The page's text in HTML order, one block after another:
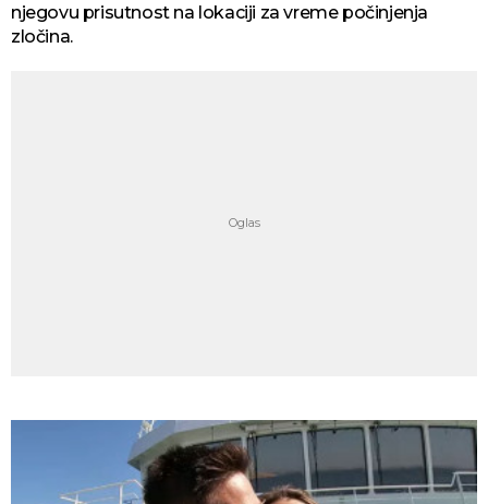
njegovu prisutnost na lokaciji za vreme počinjenja
zločina.